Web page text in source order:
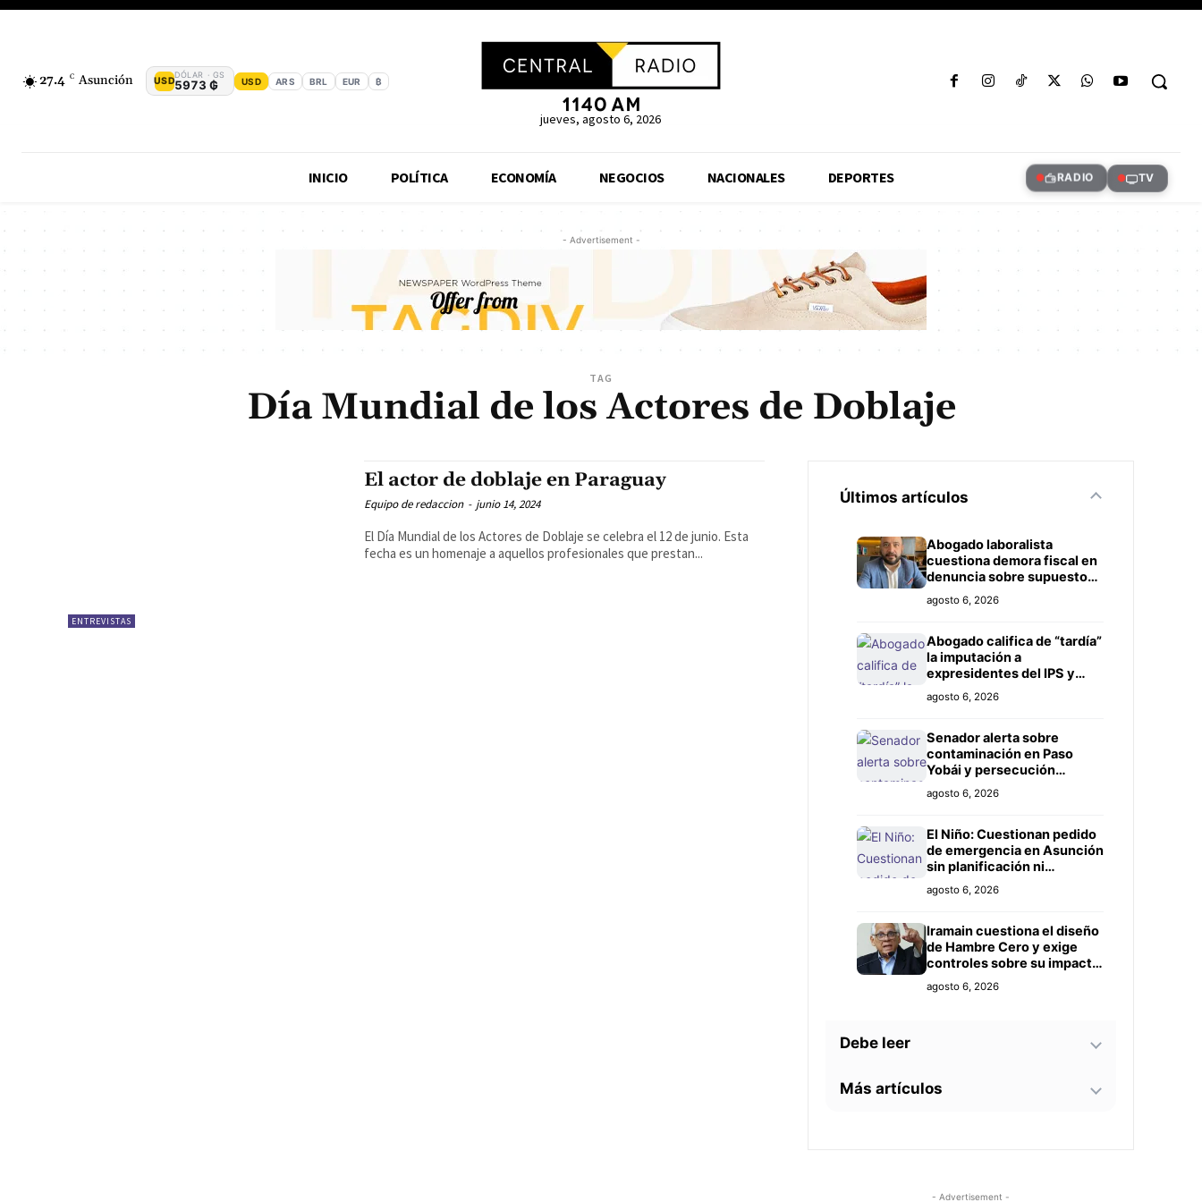
27.4 C Asunción USD
DÓLAR · GS
5973 ₲ USD ARS BRL EUR ₿
jueves, agosto 6, 2026
INICIO POLÍTICA ECONOMÍA NEGOCIOS NACIONALES DEPORTES RADIO TV
- Advertisement -
TAG
Día Mundial de los Actores de Doblaje
ENTREVISTAS
El actor de doblaje en Paraguay
Equipo de redaccion - junio 14, 2024
El Día Mundial de los Actores de Doblaje se celebra el 12 de junio. Esta
fecha es un homenaje a aquellos profesionales que prestan...
Últimos artículos
Abogado laboralista
cuestiona demora fiscal en
denuncia sobre supuesto
título falso
agosto 6, 2026
Abogado califica de “tardía”
la imputación a
expresidentes del IPS y
exige investigación más
amplia
agosto 6, 2026
Senador alerta sobre
contaminación en Paso
Yobái y persecución
política contra Miguel
Prieto
agosto 6, 2026
El Niño: Cuestionan pedido
de emergencia en Asunción
sin planificación ni
controles claros
agosto 6, 2026
Iramain cuestiona el diseño
de Hambre Cero y exige
controles sobre su impacto
agosto 6, 2026
Debe leer
Bomberos advierten sobre
Más artículos
agosto 5, 2026
- Advertisement -